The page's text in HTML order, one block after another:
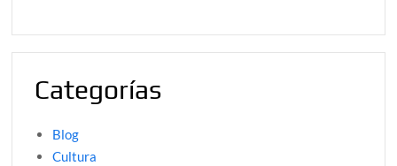
Categorías
Blog
Cultura